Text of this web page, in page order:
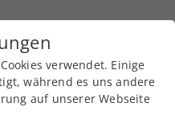
verwendet. Einige
während es uns andere
auf unserer Webseite